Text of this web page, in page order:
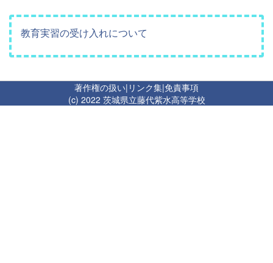
教育実習の受け入れについて
著作権の扱い| リンク集|免責事項
(c) 2022 茨城県立藤代紫水高等学校